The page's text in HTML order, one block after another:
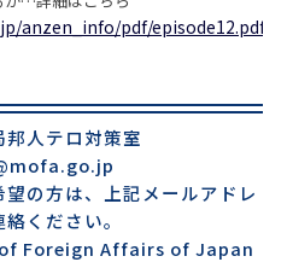
anzen_info/pdf/episode12.pdf
人テロ対策室
の方は、上記メールアドレ
ください。
Foreign Affairs of Japan